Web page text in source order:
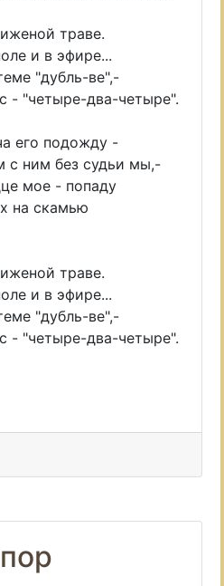
траве.
и в эфире...
"дубль-вe",-
- "четыре-два-четыре".
его подожду -
с ним без судьи мы,-
мое - попаду
на скамью
траве.
и в эфире...
"дубль-вe",-
- "четыре-два-четыре".